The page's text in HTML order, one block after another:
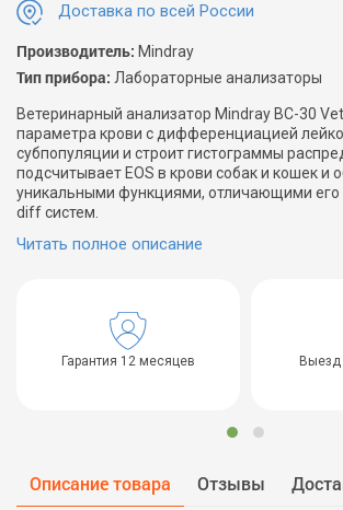
Доставка по всей России
Производитель: Mindray
Тип прибора: Лабораторные анализаторы
Ветеринарный анализатор Mindray BC-30
параметра крови с дифференциацией
субпопуляции и строит гистограммы
подсчитывает EOS в крови собак и кошек и
уникальными функциями, отличающими его
diff систем.
Читать полное описание
Гарантия 12 месяцев Выезд
Описание товара Отзывы